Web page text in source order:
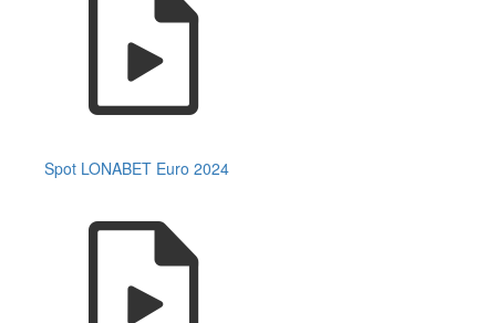
Spot LONABET Euro 2024